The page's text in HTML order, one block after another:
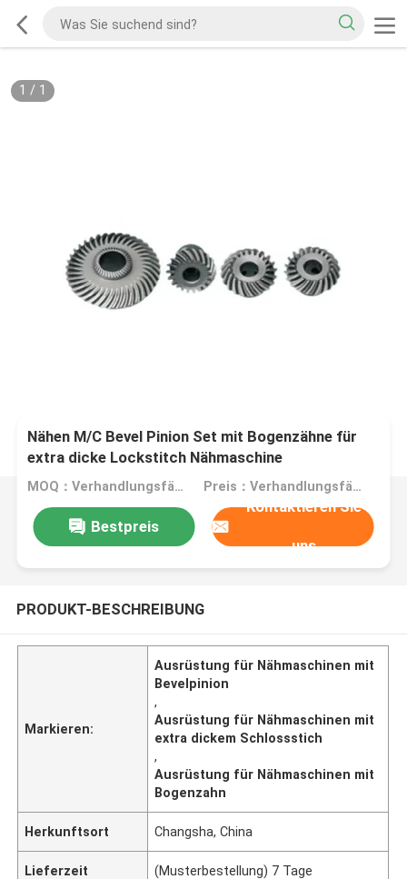
1 / 1
Nähen M/C Bevel Pinion Set mit Bogenzähne für
extra dicke Lockstitch Nähmaschine
MOQ：Verhandlungsfähig Preis：Verhandlungsfähig
Bestpreis
Kontaktieren Sie
uns
PRODUKT-BESCHREIBUNG
Markieren:
Ausrüstung für Nähmaschinen mit
Bevelpinion
,
Ausrüstung für Nähmaschinen mit
extra dickem Schlossstich
,
Ausrüstung für Nähmaschinen mit
Bogenzahn
Herkunftsort Changsha, China
Lieferzeit (Musterbestellung) 7 Tage